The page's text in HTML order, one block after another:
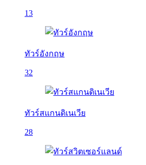
13
ทัวร์อังกฤษ
32
ทัวร์สแกนดิเนเวีย
28